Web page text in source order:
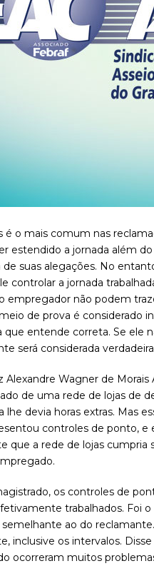
é o mais comum nas
estendido a jornada além
suas alegações. No
controlar a jornada
empregador não podem
de prova é considerado
que entende correta. Se ele
será considerada
Alexandre Wagner de Morais
de uma rede de lojas de
lhe devia horas extras. Mas
controles de ponto, e
que a rede de lojas
os controles de
trabalhados. Foi
ao do
inclusive os intervalos.
ocorreram muitos